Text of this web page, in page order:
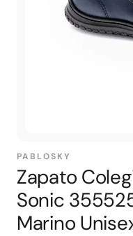
PABLOSKY
Zapato
Sonic
Marino